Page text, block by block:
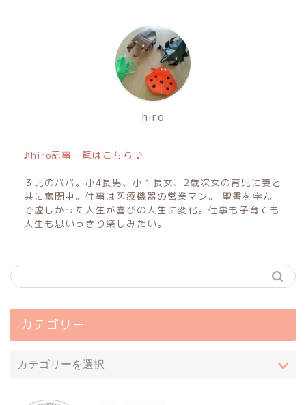
hiro
♪hiro記事一覧はこちら ♪
３児のパパ。小4長男、小１長女、2歳次女の育児に妻と
共に奮闘中。仕事は医療機器の営業マン。 聖書を学ん
で虚しかった人生が喜びの人生に変化。仕事も子育ても
人生も思いっきり楽しみたい。
カテゴリー